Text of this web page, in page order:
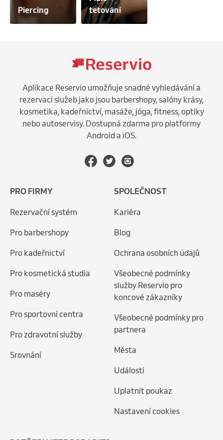
Piercing
tetování
Aplikace Reservio umožňuje snadné vyhledávání a
rezervaci služeb jako jsou barbershopy, salóny krásy,
kosmetika, kadeřnictví, masáže, jóga, fitness, optiky
nebo autoservisy. Dostupná zdarma pro platformy
Android a iOS.
PRO FIRMY
Rezervační systém
Pro barbershopy
Pro kadeřnictví
Pro kosmetická studia
Pro maséry
Pro sportovní centra
Pro zdravotní služby
Srovnání
SPOLEČNOST
Kariéra
Blog
Ochrana osobních údajů
Všeobecné podmínky
služby Reservio pro
koncové zákazníky
Všeobecné podmínky pro
partnera
Města
Události
Uplatnit poukaz
Nastavení cookies